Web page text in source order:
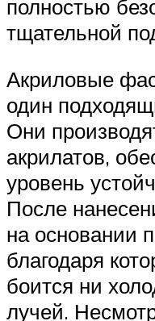
полностью
тщательной
Акриловые
один
Они
акрилатов,
уровень
После
на основании
благодаря
боится ни
лучей.